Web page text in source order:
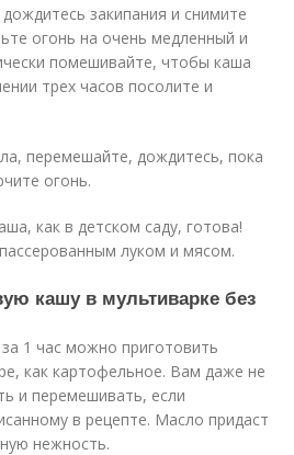
закипания и снимите
огонь на очень медленный и
помешивайте, чтобы каша
трех часов посолите и
перемешайте, дождитесь, пока
огонь.
как в детском саду, готова!
луком и мясом.
кашу в мультиварке без
1 час можно приготовить
как картофельное. Вам даже не
и перемешивать, если
в рецепте. Масло придаст
нежность.